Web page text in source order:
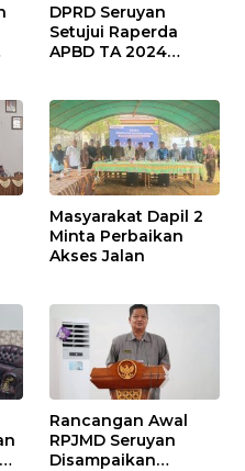
DPRD Seruyan
Setujui Raperda
APBD TA 2024
Masyarakat Dapil 2
Minta Perbaikan
Akses Jalan
Rancangan Awal
RPJMD Seruyan
Disampaikan